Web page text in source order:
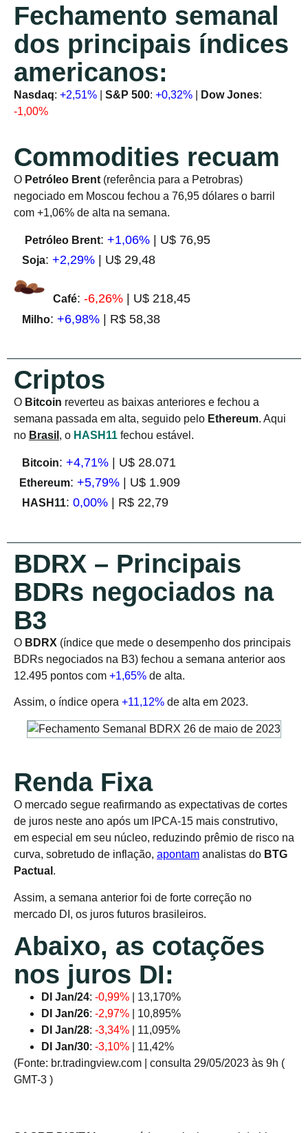
Fechamento semanal
dos principais índices
americanos:
Nasdaq: +2,51% S&P 500: +0,32% Dow Jones:
-1,00%
Commodities recuam
O Petróleo Brent (referência para a Petrobras)
negociado em Moscou fechou a 76,95 dólares o barril
com +1,06% de alta na semana.
Petróleo Brent: +1,06% | U$ 76,95
Soja: +2,29% | U$ 29,48
Café: -6,26% | U$ 218,45
Milho: +6,98% | R$ 58,38
Criptos
O Bitcoin reverteu as baixas anteriores e fechou a
semana passada em alta, seguido pelo Ethereum. Aqui
no Brasil , o HASH11 fechou estável.
Bitcoin: +4,71% | U$ 28.071
Ethereum: +5,79% | U$ 1.909
HASH11: 0,00% | R$ 22,79
BDRX – Principais
BDRs negociados na
B3
O BDRX (índice que mede o desempenho dos principais
BDRs negociados na B3) fechou a semana anterior aos
12.495 pontos com +1,65% de alta.
Assim, o índice opera +11,12% de alta em 2023.
Renda Fixa
O mercado segue reafirmando as expectativas de cortes
de juros neste ano após um IPCA-15 mais construtivo,
em especial em seu núcleo, reduzindo prêmio de risco na
curva, sobretudo de inflação, apontam analistas do BTG
Pactual .
Assim, a semana anterior foi de forte correção no
mercado DI, os juros futuros brasileiros.
Abaixo, as cotações
nos juros DI:
DI Jan/24: -0,99% | 13,170%
DI Jan/26: -2,97% | 10,895%
DI Jan/28: -3,34% | 11,095%
DI Jan/30: -3,10% | 11,42%
(Fonte: br.tradingview.com | consulta 29/05/2023 às 9h (
GMT-3 )